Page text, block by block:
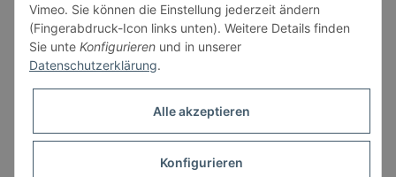
Informationen
Vimeo. Sie können die Einstellung jederzeit ändern
(Fingerabdruck-Icon links unten). Weitere Details finden
Sie unte Konfigurieren und in unserer
Datenschutzerklärung.
Alle akzeptieren
Konfigurieren